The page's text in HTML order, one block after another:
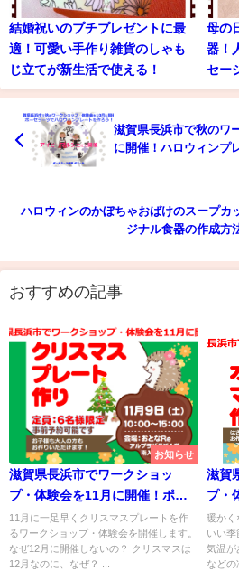
結婚祝いのプチプレゼントに最
適！可愛い手作り雑貨のしゃも
じ立てが新生活で使える！
母の
器！
セー
滋賀県長浜市で秋のワ
に開催！ハロウィンプ
ハロウィンのかぼちゃおばけのスープカ
ジナル食器の作成方
おすすめの記事
お知らせ
滋賀県長浜市でワークショッ
プ・体験会を11月に開催！ポー
セラーツでクリスマスプレート
作り
11月に一足早くクリスマスプレートを作
るワークショップ・体験会を開催します。
なぜ12月に開催しないの？ クリスマスは
12月なのに、なぜ？ ...
滋賀
プ・
ラー
り
暖かく
いい季
気温が
などの